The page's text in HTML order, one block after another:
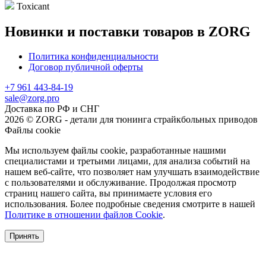
Toxicant
Новинки и поставки товаров в ZORG
Политика конфиденциальности
Договор публичной оферты
+7 961 443-84-19
sale@zorg.pro
Доставка по РФ и СНГ
2026 © ZORG - детали для тюнинга страйкбольных приводов
Файлы cookie
Мы используем файлы cookie, разработанные нашими
специалистами и третьими лицами, для анализа событий на
нашем веб-сайте, что позволяет нам улучшать взаимодействие
с пользователями и обслуживание. Продолжая просмотр
страниц нашего сайта, вы принимаете условия его
использования. Более подробные сведения смотрите в нашей
Политике в отношении файлов Cookie.
Принять